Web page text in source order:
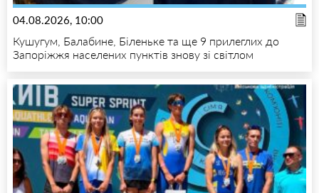
04.08.2026, 10:00
Кушугум, Балабине, Біленьке та ще 9 прилеглих до
Запоріжжя населених пунктів знову зі світлом